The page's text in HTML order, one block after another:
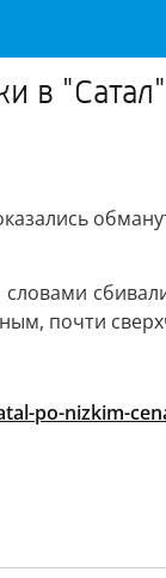
в
почти
po-nizkim-